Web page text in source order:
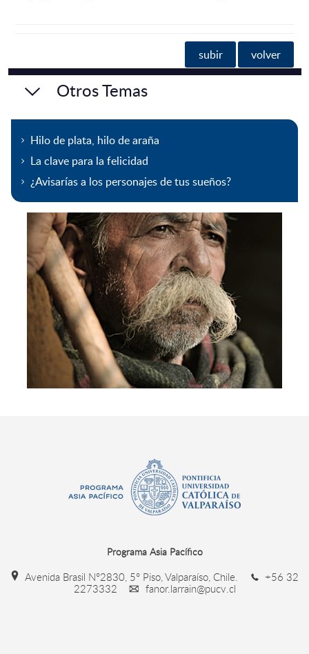
subir volver
Otros Temas
Hilo de plata, hilo de araña
La clave para la felicidad
¿Avisarías a los personajes de tus sueños?
Programa Asia Pacífico
Avenida Brasil N°2830, 5° Piso, Valparaíso, Chile.
+56 32
2273332
fanor.larrain@pucv.cl